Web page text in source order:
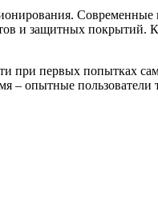
Современные
и защитных покрытий.
при первых попытках
– опытные пользователи